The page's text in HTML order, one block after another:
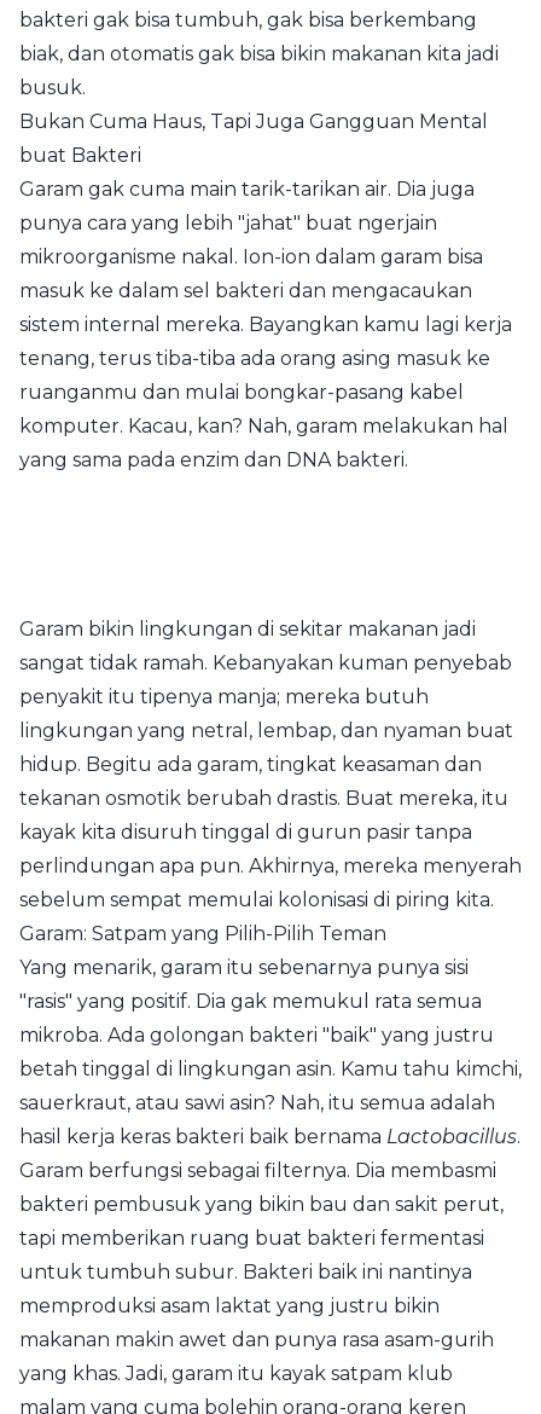
bakteri gak bisa tumbuh, gak bisa berkembang
biak, dan otomatis gak bisa bikin makanan kita jadi
busuk.
Bukan Cuma Haus, Tapi Juga Gangguan Mental
buat Bakteri
Garam gak cuma main tarik-tarikan air. Dia juga
punya cara yang lebih "jahat" buat ngerjain
mikroorganisme nakal. Ion-ion dalam garam bisa
masuk ke dalam sel bakteri dan mengacaukan
sistem internal mereka. Bayangkan kamu lagi kerja
tenang, terus tiba-tiba ada orang asing masuk ke
ruanganmu dan mulai bongkar-pasang kabel
komputer. Kacau, kan? Nah, garam melakukan hal
yang sama pada enzim dan DNA bakteri.
Garam bikin lingkungan di sekitar makanan jadi
sangat tidak ramah. Kebanyakan kuman penyebab
penyakit itu tipenya manja; mereka butuh
lingkungan yang netral, lembap, dan nyaman buat
hidup. Begitu ada garam, tingkat keasaman dan
tekanan osmotik berubah drastis. Buat mereka, itu
kayak kita disuruh tinggal di gurun pasir tanpa
perlindungan apa pun. Akhirnya, mereka menyerah
sebelum sempat memulai kolonisasi di piring kita.
Garam: Satpam yang Pilih-Pilih Teman
Yang menarik, garam itu sebenarnya punya sisi
"rasis" yang positif. Dia gak memukul rata semua
mikroba. Ada golongan bakteri "baik" yang justru
betah tinggal di lingkungan asin. Kamu tahu kimchi,
sauerkraut, atau sawi asin? Nah, itu semua adalah
hasil kerja keras bakteri baik bernama Lactobacillus.
Garam berfungsi sebagai filternya. Dia membasmi
bakteri pembusuk yang bikin bau dan sakit perut,
tapi memberikan ruang buat bakteri fermentasi
untuk tumbuh subur. Bakteri baik ini nantinya
memproduksi asam laktat yang justru bikin
makanan makin awet dan punya rasa asam-gurih
yang khas. Jadi, garam itu kayak satpam klub
malam yang cuma bolehin orang-orang keren